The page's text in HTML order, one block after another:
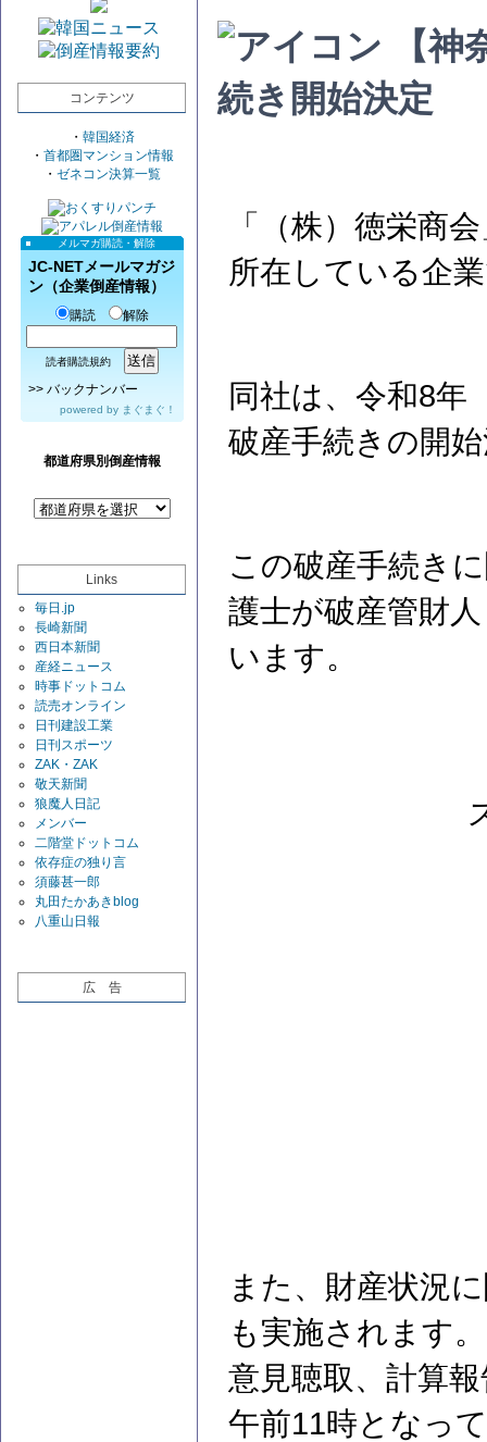
コンテンツ
・ 韓国経済
・ 首都圏マンション情報
・ ゼネコン決算一覧
メルマガ購読・解除
JC-NETメールマガジ
ン（企業倒産情報）
購読 解除
読者購読規約
>> バックナンバー
powered by まぐまぐ！
都道府県別倒産情報
Links
毎日.jp
長崎新聞
西日本新聞
産経ニュース
時事ドットコム
読売オンライン
日刊建設工業
日刊スポーツ
ZAK・ZAK
敬天新聞
狼魔人日記
メンバー
二階堂ドットコム
依存症の独り言
須藤甚一郎
丸田たかあきblog
八重山日報
広 告
【神
続き開始決定
「（株）徳栄商
所在している企
同社は、令和8年
破産手続きの開
この破産手続き
護士が破産管財
います。
また、財産状況
も実施されます
意見聴取、計算
午前11時となっ